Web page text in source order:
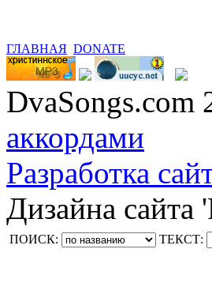
ГЛАВНАЯ DONATE
аккордами
Разработка
Дизайна сайта
ПОИСК: ТЕКСТ: